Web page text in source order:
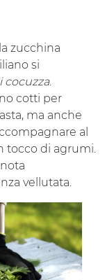
zucchina
si
cocuzza.
cotti per
ma anche
al
tocco di agrumi.
vellutata.